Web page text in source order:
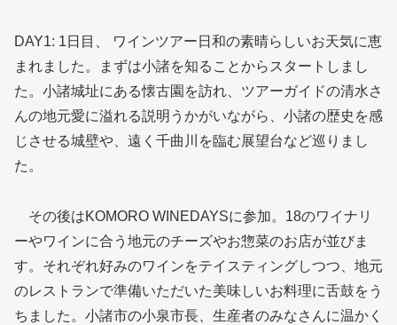
DAY1: 1日目、 ワインツアー日和の素晴らしいお天気に恵
まれました。まずは小諸を知ることからスタートしまし
た。小諸城址にある懐古園を訪れ、ツアーガイドの清水さ
んの地元愛に溢れる説明うかがいながら、小諸の歴史を感
じさせる城壁や、遠く千曲川を臨む展望台など巡りまし
た。
その後はKOMORO WINEDAYSに参加。18のワイナリ
ーやワインに合う地元のチーズやお惣菜のお店が並びま
す。それぞれ好みのワインをテイスティングしつつ、地元
のレストランで準備いただいた美味しいお料理に舌鼓をう
ちました。小諸市の小泉市長、生産者のみなさんに温かく